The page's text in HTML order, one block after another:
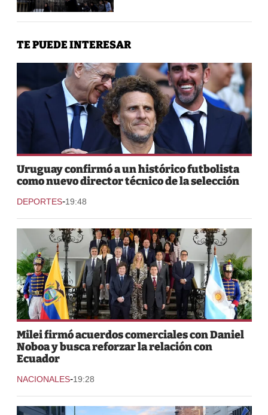
TE PUEDE INTERESAR
Uruguay confirmó a un histórico futbolista
como nuevo director técnico de la selección
DEPORTES-19:48
Milei firmó acuerdos comerciales con Daniel
Noboa y busca reforzar la relación con
Ecuador
NACIONALES-19:28